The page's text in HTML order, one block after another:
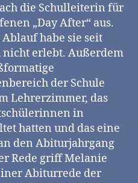
die Schulleiterin für
„Day After“ aus.
habe sie seit
erlebt. Außerdem
der Schule
Lehrerzimmer, das
in
hatten und das eine
den Abiturjahrgang
Rede griff Melanie
Abiturrede der